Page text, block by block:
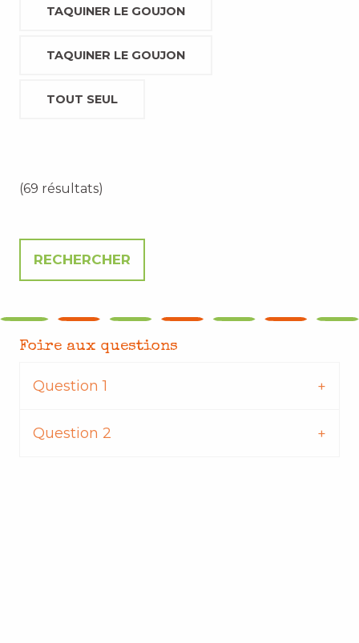
TAQUINER LE GOUJON
TAQUINER LE GOUJON
TOUT SEUL
(69 résultats)
Foire aux questions
Question 1
Question 2